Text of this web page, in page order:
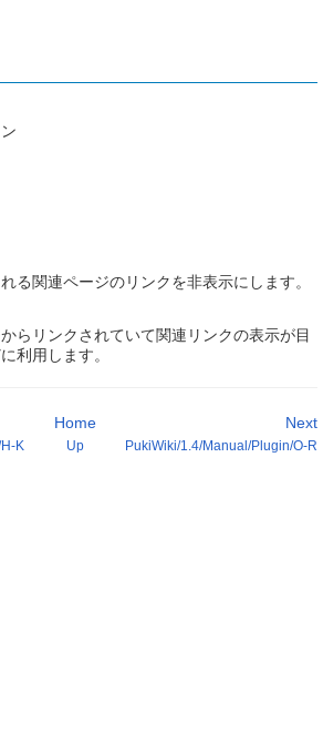
る関連ページのリンクを非表示にします。
らリンクされていて関連リンクの表示が目
利用します。
K
Next
PukiWiki/1.4/Manual/Plugin/O-R
Home
Up